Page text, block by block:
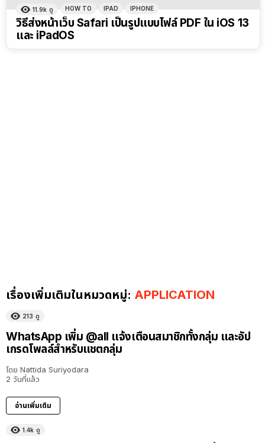
11.9k ดู HOW TO IPAD IPHONE
วิธีส่งหน้าเว็บ Safari เป็นรูปแบบไฟล์ PDF ใน iOS 13
และ iPadOS
เรื่องเพิ่มเติมในหมวดหมู่: APPLICATION
213 ดู
WhatsApp เพิ่ม @all แจ้งเตือนสมาชิกทั้งกลุ่ม และอัป
เกรดโพลล์สำหรับแชตกลุ่ม
โดย Nattida Suriyodara
2 วันที่แล้ว
อ่านเพิ่มเติม
1.4k ดู